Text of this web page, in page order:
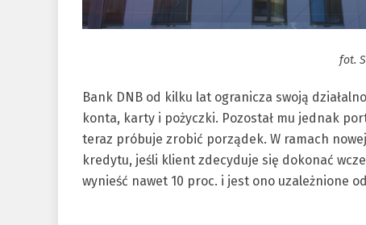
fot.
Bank DNB od kilku lat ogranicza swoją
konta, karty i pożyczki. Pozostał mu jednak
teraz próbuje zrobić porządek. W ramach
kredytu, jeśli klient zdecyduje się dokonać
wynieść nawet 10 proc. i jest ono uzależnione